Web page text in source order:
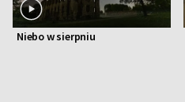
Niebo w sierpniu